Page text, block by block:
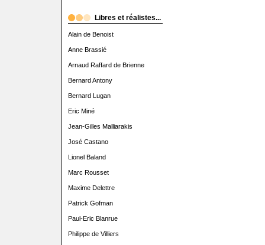
Libres et réalistes...
Alain de Benoist
Anne Brassié
Arnaud Raffard de Brienne
Bernard Antony
Bernard Lugan
Eric Miné
Jean-Gilles Malliarakis
José Castano
Lionel Baland
Marc Rousset
Maxime Delettre
Patrick Gofman
Paul-Eric Blanrue
Philippe de Villiers